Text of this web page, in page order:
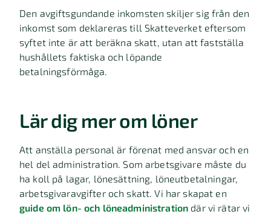
Den avgiftsgundande inkomsten skiljer sig från den
inkomst som deklareras till Skatteverket eftersom
syftet inte är att beräkna skatt, utan att fastställa
hushållets faktiska och löpande
betalningsförmåga.
Lär dig mer om löner
Att anställa personal är förenat med ansvar och en
hel del administration. Som arbetsgivare måste du
ha koll på lagar, lönesättning, löneutbetalningar,
arbetsgivaravgifter och skatt. Vi har skapat en
guide om lön- och löneadministration där vi rätar vi